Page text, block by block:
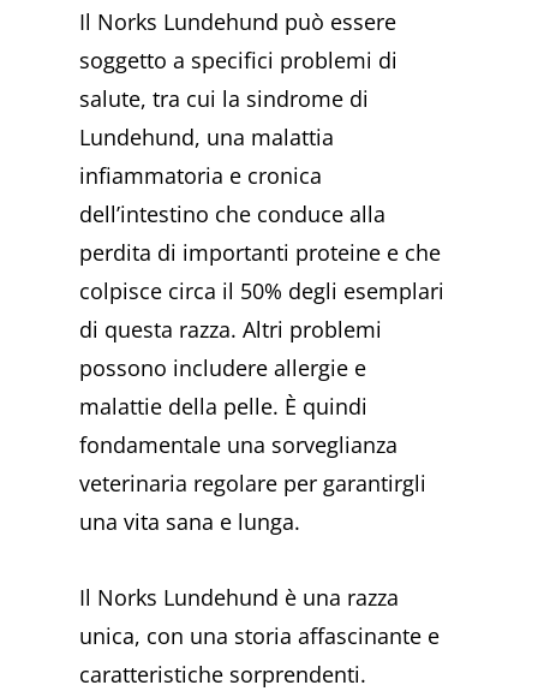
Il Norks Lundehund può essere
soggetto a specifici problemi di
salute, tra cui la sindrome di
Lundehund, una malattia
infiammatoria e cronica
dell’intestino che conduce alla
perdita di importanti proteine e che
colpisce circa il 50% degli esemplari
di questa razza. Altri problemi
possono includere allergie e
malattie della pelle. È quindi
fondamentale una sorveglianza
veterinaria regolare per garantirgli
una vita sana e lunga.
Il Norks Lundehund è una razza
unica, con una storia affascinante e
caratteristiche sorprendenti.